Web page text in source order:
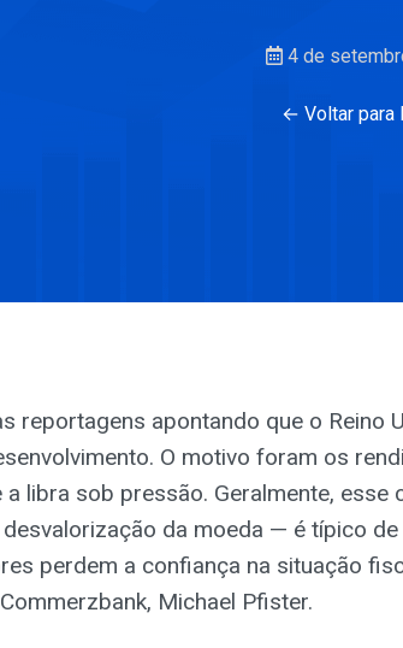
4 de
← Voltar para
reportagens apontando que o Reino
O motivo foram os
libra sob pressão. Geralmente, esse
da moeda — é típico
perdem a confiança na situação
Michael Pfister.